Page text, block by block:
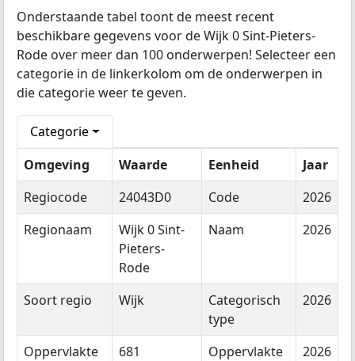
Onderstaande tabel toont de meest recent
beschikbare gegevens voor de Wijk 0 Sint-Pieters-
Rode over meer dan 100 onderwerpen! Selecteer een
categorie in de linkerkolom om de onderwerpen in
die categorie weer te geven.
Categorie
Omgeving
Waarde Eenheid
Jaar
Regiocode
24043D0 Code
2026
Regionaam
Wijk 0 Sint-
Pieters-
Rode
Naam 2026
Soort regio Wijk
Categorisch
type
2026
Oppervlakte 681 Oppervlakte 2026